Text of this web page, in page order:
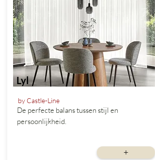
Lyl
by Castle-Line
De perfecte balans tussen stijl en
persoonlijkheid.
+